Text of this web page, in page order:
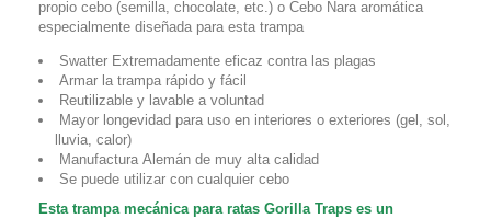
propio cebo (semilla, chocolate, etc.) o Cebo Nara aromática
especialmente diseñada para esta trampa
Swatter Extremadamente eficaz contra las plagas
Armar la trampa rápido y fácil
Reutilizable y lavable a voluntad
Mayor longevidad para uso en interiores o exteriores (gel, sol,
lluvia, calor)
Manufactura Alemán de muy alta calidad
Se puede utilizar con cualquier cebo
Esta trampa mecánica para ratas Gorilla Traps es un